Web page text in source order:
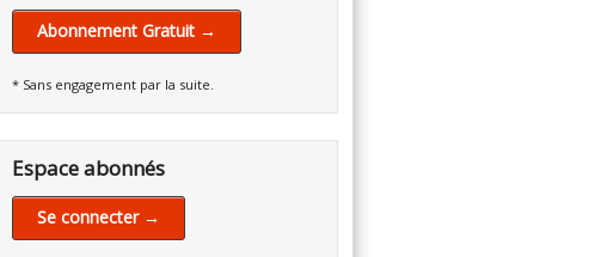
Abonnement Gratuit →
* Sans engagement par la suite.
Espace abonnés
Se connecter →